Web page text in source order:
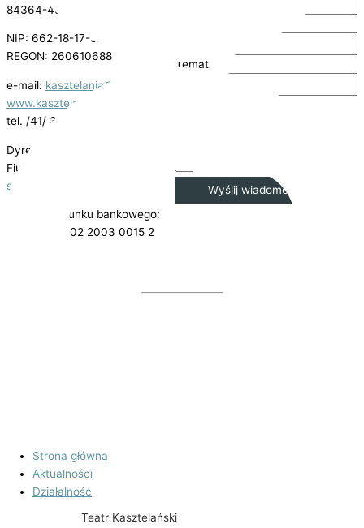
Strona główna
Aktualności
Działalność
Teatr Kasztelański
84364-49949-CIDHT-29
NIP: 662-18-17-522
REGON: 260610688
e-mail: kasztelania@kije.pl
www.kasztelania.kije.pl
tel. /41/ 3568602
Dyrektor: mgr inż. Sylwester
Fiuk
s.fiuk@kije.pl
Numer rachunku bankowego:
36 8509 0002 2003 0015 2523
Temat
Wyślij wiadomość